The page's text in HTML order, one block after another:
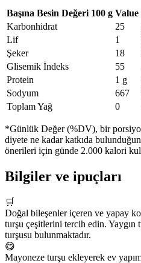
Başına Besin Değeri 100 g Value
Karbonhidrat
25
Lif
1
Şeker
18
Glisemik İndeks
55
Protein
1 g
Sodyum
667
Toplam Yağ
0
*Günlük Değer (%DV), bir
diyete ne kadar katkıda
önerileri için günde 2.000 kalori
Bilgiler ve ipuçları
🛒
Doğal bileşenler içeren ve yapay
turşu çeşitlerini tercih edin. Yaygın
turşusu bulunmaktadır.
😋
Mayoneze turşu ekleyerek ev